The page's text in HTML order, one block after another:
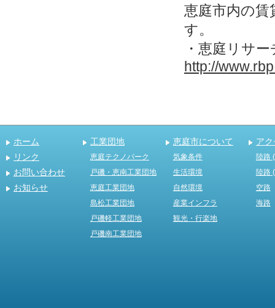
恵庭市内の
す。
・恵庭リサ
http://
ホーム
リンク
お問い合わせ
お知らせ
工業団地
恵庭テクノパーク
戸磯・恵南工業団地
恵庭工業団地
島松工業団地
戸磯軽工業団地
戸磯南工業団地
恵庭市について
気象条件
生活環境
自然環境
産業インフラ
観光・行楽地
ア
陸路
陸路
空路
海路